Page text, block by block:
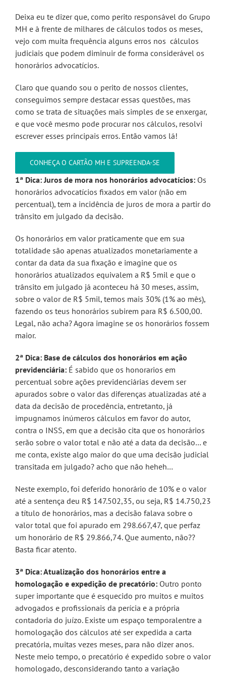
Deixa eu te dizer que, como perito responsável do Grupo
MH e à frente de milhares de cálculos todos os meses,
vejo com muita frequência alguns erros nos cálculos
judiciais que podem diminuir de forma considerável os
honorários advocatícios.
Claro que quando sou o perito de nossos clientes,
conseguimos sempre destacar essas questões, mas
como se trata de situações mais simples de se enxergar,
e que você mesmo pode procurar nos cálculos, resolvi
escrever esses principais erros. Então vamos lá!
CONHEÇA O CARTÃO MH E SUPREENDA-SE
1ª Dica: Juros de mora nos honorários advocatícios: Os
honorários advocatícios fixados em valor (não em
percentual), tem a incidência de juros de mora a partir do
trânsito em julgado da decisão.
Os honorários em valor praticamente que em sua
totalidade são apenas atualizados monetariamente a
contar da data da sua fixação e imagine que os
honorários atualizados equivalem a R$ 5mil e que o
trânsito em julgado já aconteceu há 30 meses, assim,
sobre o valor de R$ 5mil, temos mais 30% (1% ao mês),
fazendo os teus honorários subirem para R$ 6.500,00.
Legal, não acha? Agora imagine se os honorários fossem
maior.
2ª Dica: Base de cálculos dos honorários em ação
previdenciária: É sabido que os honorarios em
percentual sobre ações previdenciárias devem ser
apurados sobre o valor das diferenças atualizadas até a
data da decisão de procedência, entretanto, já
impugnamos inúmeros cálculos em favor do autor,
contra o INSS, em que a decisão cita que os honorários
serão sobre o valor total e não até a data da decisão… e
me conta, existe algo maior do que uma decisão judicial
transitada em julgado? acho que não heheh…
Neste exemplo, foi deferido honorário de 10% e o valor
até a sentença deu R$ 147.502,35, ou seja, R$ 14.750,23
a título de honorários, mas a decisão falava sobre o
valor total que foi apurado em 298.667,47, que perfaz
um honorário de R$ 29.866,74. Que aumento, não??
Basta ficar atento.
3ª Dica: Atualização dos honorários entre a
homologação e expedição de precatório: Outro ponto
super importante que é esquecido pro muitos e muitos
advogados e profissionais da perícia e a própria
contadoria do juízo. Existe um espaço temporalentre a
homologação dos cálculos até ser expedida a carta
precatória, muitas vezes meses, para não dizer anos.
Neste meio tempo, o precatório é expedido sobre o valor
homologado, desconsiderando tanto a variação